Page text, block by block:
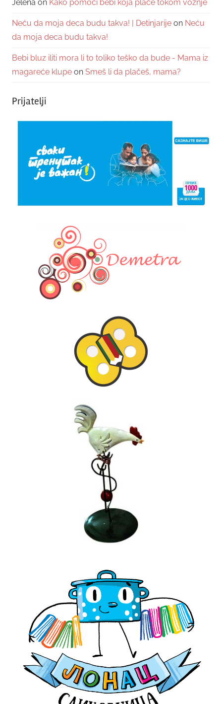
Jelena on Kako pomoći bebi koja plače tokom vožnje
Neću da moja deca budu takva! | Detinjarije on Neću
da moja deca budu takva!
Bebi bluz iliti mora li to toliko teško da bude - Mama iz
magareće klupe on Smeš li da plačeš, mama?
Prijatelji